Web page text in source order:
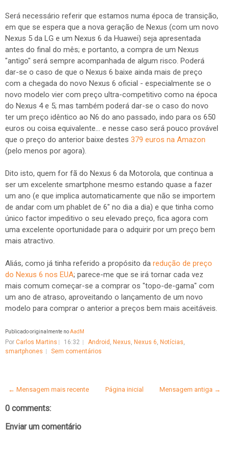
Será necessário referir que estamos numa época de transição,
em que se espera que a nova geração de Nexus (com um novo
Nexus 5 da LG e um Nexus 6 da Huawei) seja apresentada
antes do final do mês; e portanto, a compra de um Nexus
"antigo" será sempre acompanhada de algum risco. Poderá
dar-se o caso de que o Nexus 6 baixe ainda mais de preço
com a chegada do novo Nexus 6 oficial - especialmente se o
novo modelo vier com preço ultra-competitivo como na época
do Nexus 4 e 5; mas também poderá dar-se o caso do novo
ter um preço idêntico ao N6 do ano passado, indo para os 650
euros ou coisa equivalente... e nesse caso será pouco provável
que o preço do anterior baixe destes 379 euros na Amazon
(pelo menos por agora).
Dito isto, quem for fã do Nexus 6 da Motorola, que continua a
ser um excelente smartphone mesmo estando quase a fazer
um ano (e que implica automaticamente que não se importem
de andar com um phablet de 6" no dia a dia) e que tinha como
único factor impeditivo o seu elevado preço, fica agora com
uma excelente oportunidade para o adquirir por um preço bem
mais atractivo.
Aliás, como já tinha referido a propósito da redução de preço
do Nexus 6 nos EUA; parece-me que se irá tornar cada vez
mais comum começar-se a comprar os "topo-de-gama" com
um ano de atraso, aproveitando o lançamento de um novo
modelo para comprar o anterior a preços bem mais aceitáveis.
Publicado originalmente noAadM
Por Carlos Martins 16:32 Android , Nexus, Nexus 6, Notícias,
smartphones
Sem comentários
← Mensagem mais recente Mensagem antiga →
Página inicial
0 comments:
Enviar um comentário